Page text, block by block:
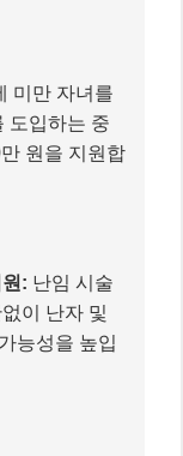
미만 자녀를
도입하는 중
원을 지원합
: 난임 시술
이 난자 및
능성을 높입